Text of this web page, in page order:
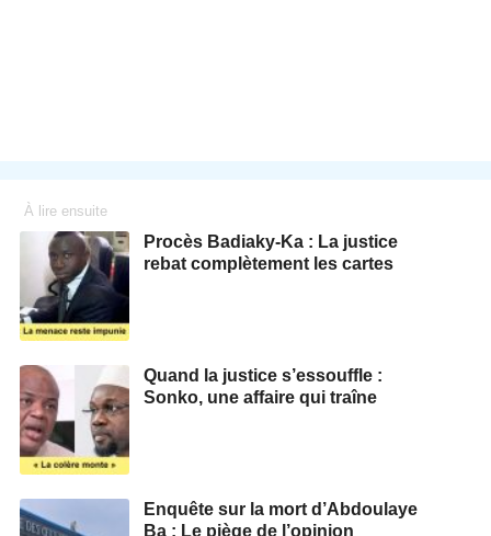
À lire ensuite
Procès Badiaky-Ka : La justice
rebat complètement les cartes
Quand la justice s’essouffle :
Sonko, une affaire qui traîne
Enquête sur la mort d’Abdoulaye
Ba : Le piège de l’opinion